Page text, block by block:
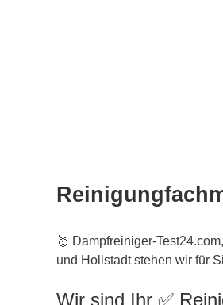
🥇 Dampfreiniger-
und Hollstadt stehen wir für
Wir sind Ihr ✅